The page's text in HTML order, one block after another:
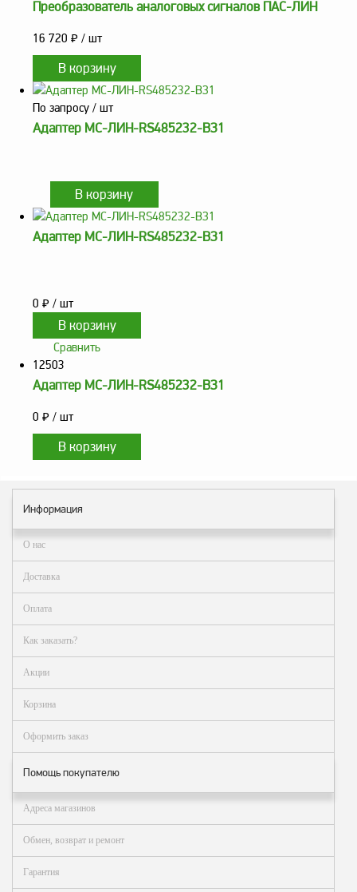
Преобразователь аналоговых сигналов ПАС-ЛИН
16 720 ₽ / шт
По запросу / шт
Адаптер МС-ЛИН-RS485232-ВЗ1
Адаптер МС-ЛИН-RS485232-ВЗ1
0 ₽ / шт
Сравнить
12503
Адаптер МС-ЛИН-RS485232-ВЗ1
0 ₽ / шт
Информация
О нас
Доставка
Оплата
Как заказать?
Акции
Корзина
Оформить заказ
Помощь покупателю
Адреса магазинов
Обмен, возврат и ремонт
Гарантия